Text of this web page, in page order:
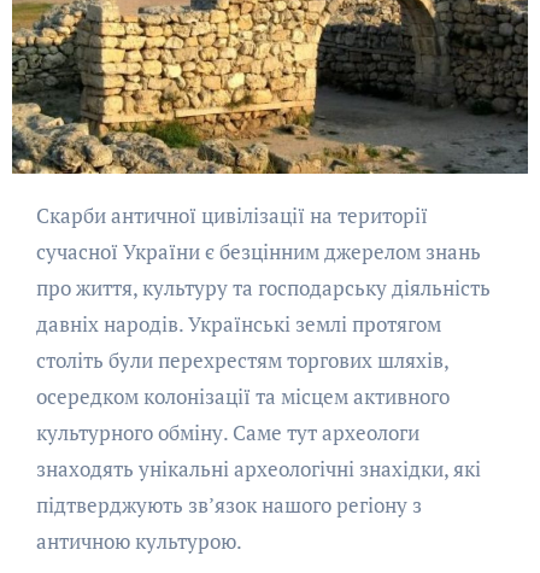
Скарби античної цивілізації на території
сучасної України є безцінним джерелом знань
про життя, культуру та господарську діяльність
давніх народів. Українські землі протягом
століть були перехрестям торгових шляхів,
осередком колонізації та місцем активного
культурного обміну. Саме тут археологи
знаходять унікальні археологічні знахідки, які
підтверджують зв’язок нашого регіону з
античною культурою.